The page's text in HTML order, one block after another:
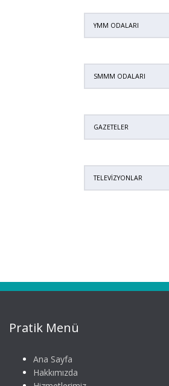
Pratik Menü
Ana Sayfa
Hakkımızda